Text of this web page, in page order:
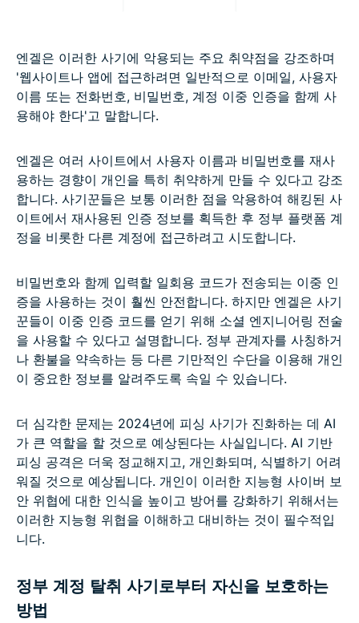
엔겔은 이러한 사기에 악용되는 주요 취약점을 강조하며
'웹사이트나 앱에 접근하려면 일반적으로 이메일, 사용자
이름 또는 전화번호, 비밀번호, 계정 이중 인증을 함께 사
용해야 한다'고 말합니다.
엔겔은 여러 사이트에서 사용자 이름과 비밀번호를 재사
용하는 경향이 개인을 특히 취약하게 만들 수 있다고 강조
합니다. 사기꾼들은 보통 이러한 점을 악용하여 해킹된 사
이트에서 재사용된 인증 정보를 획득한 후 정부 플랫폼 계
정을 비롯한 다른 계정에 접근하려고 시도합니다.
비밀번호와 함께 입력할 일회용 코드가 전송되는 이중 인
증을 사용하는 것이 훨씬 안전합니다. 하지만 엔겔은 사기
꾼들이 이중 인증 코드를 얻기 위해 소셜 엔지니어링 전술
을 사용할 수 있다고 설명합니다. 정부 관계자를 사칭하거
나 환불을 약속하는 등 다른 기만적인 수단을 이용해 개인
이 중요한 정보를 알려주도록 속일 수 있습니다.
더 심각한 문제는 2024년에 피싱 사기가 진화하는 데 AI
가 큰 역할을 할 것으로 예상된다는 사실입니다. AI 기반
피싱 공격은 더욱 정교해지고, 개인화되며, 식별하기 어려
워질 것으로 예상됩니다. 개인이 이러한 지능형 사이버 보
안 위협에 대한 인식을 높이고 방어를 강화하기 위해서는
이러한 지능형 위협을 이해하고 대비하는 것이 필수적입
니다.
정부 계정 탈취 사기로부터 자신을 보호하는
방법